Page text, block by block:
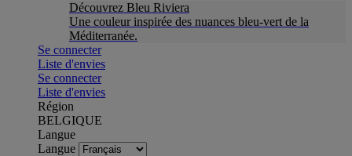
Découvrez Bleu Riviera
Une couleur inspirée des nuances bleu-vert de la
Méditerranée.
Se connecter
Liste d'envies
Se connecter
Liste d'envies
Région
BELGIQUE
Langue
Langue